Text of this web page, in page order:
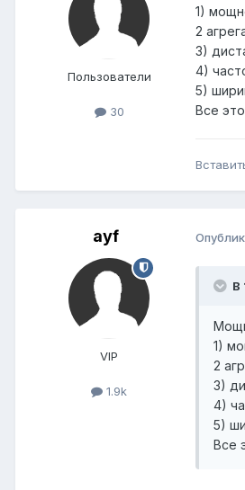
Пользователи
30
1)
2
3)
4)
5)
Все
ayf
VIP
1.9k
В
1)
2
3)
4)
5)
Все